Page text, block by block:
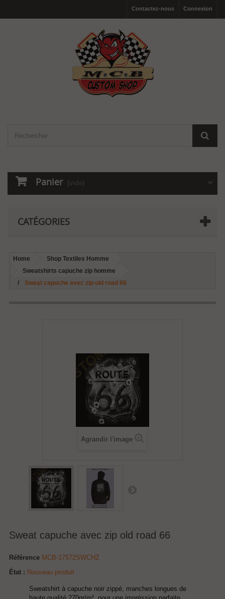
Connexion
Contactez-nous
Panier (vide)
CATÉGORIES
Home
Shop Textiles Homme
Sweatshirts capuche zip homme
Sweat capuche avec zip old road 66
Agrandir l'image
Sweat capuche avec zip old road 66
Référence MCB-17572SWCHZ
État : Nouveau produit
Sweatshirt à capuche noir zippé, manches longues de